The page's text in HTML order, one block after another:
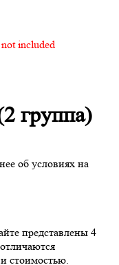
included
группа)
об условиях на
представлены 4
стоимостью.